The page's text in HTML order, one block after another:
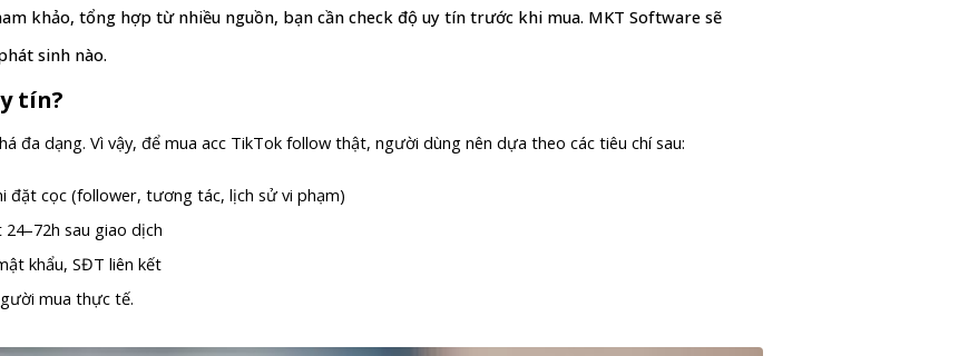
khảo, tổng hợp từ nhiều nguồn, bạn cần check độ uy tín trước khi mua. MKT Software sẽ
sinh nào.
tín?
đa dạng. Vì vậy, để mua acc TikTok follow thật, người dùng nên dựa theo các tiêu chí sau:
cọc (follower, tương tác, lịch sử vi phạm)
sau giao dịch
khẩu, SĐT liên kết
mua thực tế.